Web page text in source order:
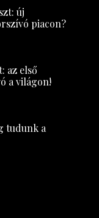
új
piacon?
az első
a világon!
tudunk a